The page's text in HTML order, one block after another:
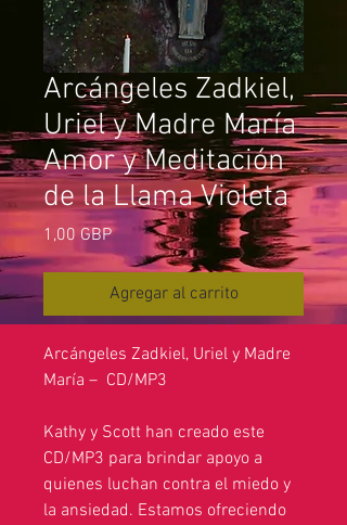
Arcángeles Zadkiel,
Uriel y Madre María
Amor y Meditación
de la Llama Violeta
1,00 GBPPrecio
Agregar al carrito
Arcángeles Zadkiel, Uriel y Madre
María – CD/MP3
Kathy y Scott han creado este
CD/MP3 para brindar apoyo a
quienes luchan contra el miedo y
la ansiedad. Estamos ofreciendo